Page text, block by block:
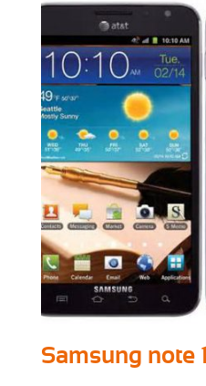
Samsung note 1